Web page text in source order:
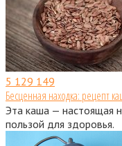
5 129 149
Бесценная находка: рецепт
Эта каша — настоящая
пользой для здоровья.